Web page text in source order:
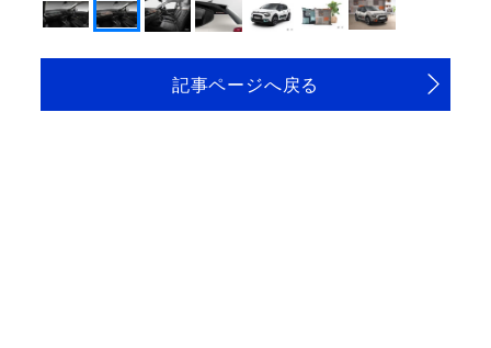
記事ページへ戻る